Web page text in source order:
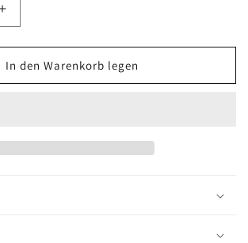
Erhöhe
die
Menge
für
NO.
In den Warenkorb legen